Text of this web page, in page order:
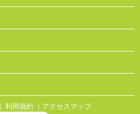
｜ 利用規約 ｜アクセスマップ